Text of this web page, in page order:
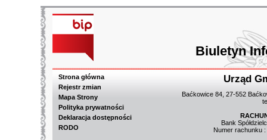
Biuletyn
Strona główna
Rejestr zmian
Mapa Strony
Polityka prywatności
Deklaracja dostępności
RODO
Urząd
Baćkowice 84, 27-552
Bank
Numer rachunku